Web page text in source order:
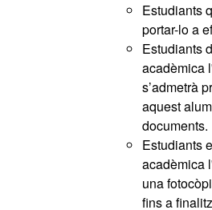
Estudiants
portar-lo a
Estudiants
acadèmica
s’admetrà
aquest
documents.
Estudiants
acadèmica
una
fins a